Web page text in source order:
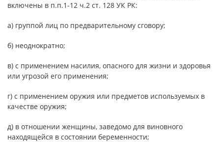
включены в п.п.1-12 ч.2 ст. 128 УК РК:
а) группой лиц по предварительному сговору;
б) неоднократно;
в) с применением насилия, опасного для жизни и здоровья
или угрозой его применения;
г) с применением оружия или предметов используемых в
качестве оружия;
д) в отношении женщины, заведомо для виновного
находящейся в состоянии беременности;